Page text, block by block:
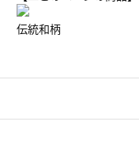
伝統和柄